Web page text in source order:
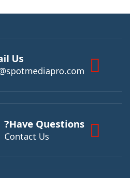
Us
Have Questions?
Contact Us